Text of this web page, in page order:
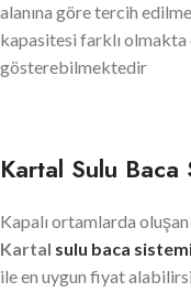
alanına göre tercih
kapasitesi farklı olmakta
gösterebilmektedir
Kartal Sulu Baca
Kapalı ortamlarda
Kartal sulu baca
ile en uygun fiyat